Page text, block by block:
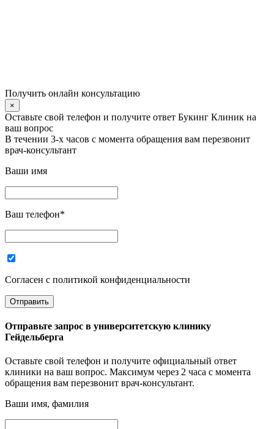
Получить онлайн консультацию
×
Оставьте свой телефон и получите ответ Букинг Клиник на
ваш вопрос
В течении 3-х часов с момента обращения вам перезвонит
врач-консультант
Ваши имя
Ваш телефон*
Согласен с политикой конфиденциальности
Отправьте запрос в университетскую клинику
Гейдельберга
Оставьте свой телефон и получите официальный ответ
клиники на ваш вопрос. Максимум через 2 часа с момента
обращения вам перезвонит врач-консультант.
Ваши имя, фамилия